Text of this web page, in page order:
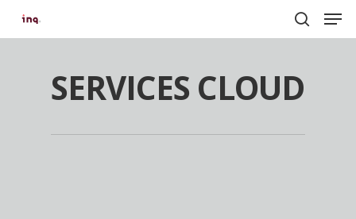
Skip
search
SERVICES CLOUD